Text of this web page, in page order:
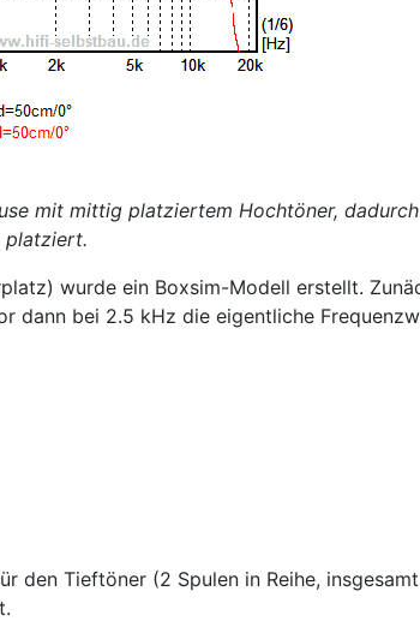
mit mittig platziertem Hochtöner,
platziert.
wurde ein Boxsim-Modell erstellt.
dann bei 2.5 kHz die eigentliche
den Tieftöner (2 Spulen in Reihe,